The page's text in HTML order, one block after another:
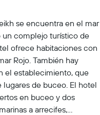
se encuentra en el mar
un complejo turístico de
ofrece habitaciones con
Rojo. También hay
el establecimiento, que
de buceo. El hotel
en buceo y dos
a arrecifes,